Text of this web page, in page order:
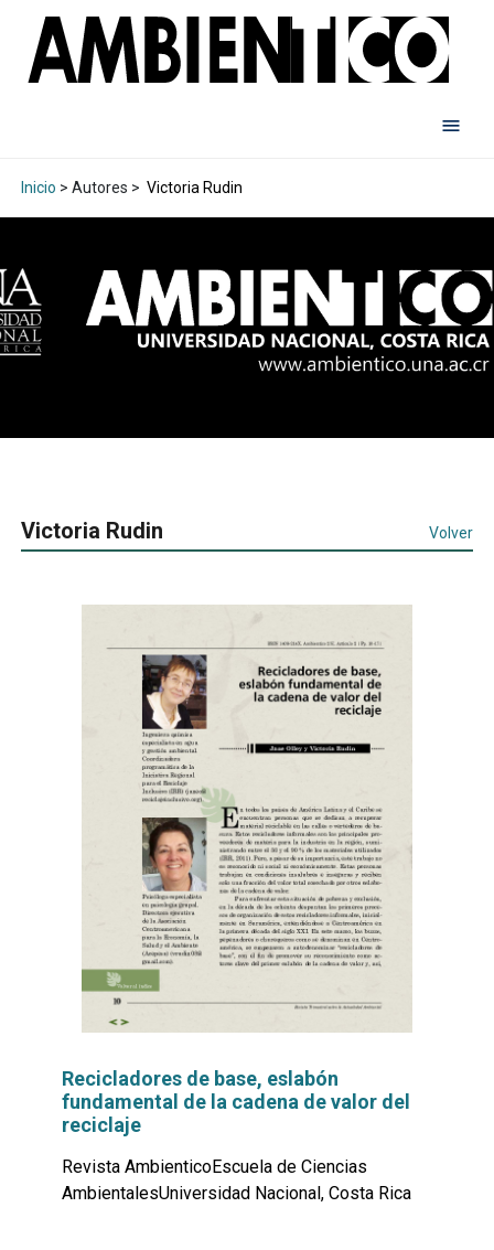
Inicio > Autores > Victoria Rudin
Victoria Rudin Volver
Recicladores de base, eslabón
fundamental de la cadena de valor del
reciclaje
Revista AmbienticoEscuela de Ciencias
AmbientalesUniversidad Nacional, Costa Rica